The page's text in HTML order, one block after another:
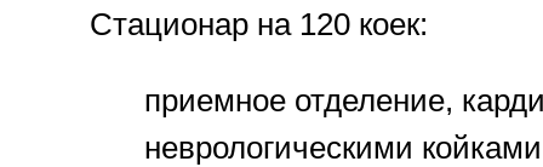
Стационар на 120 коек:
приемное отделение,
неврологическими